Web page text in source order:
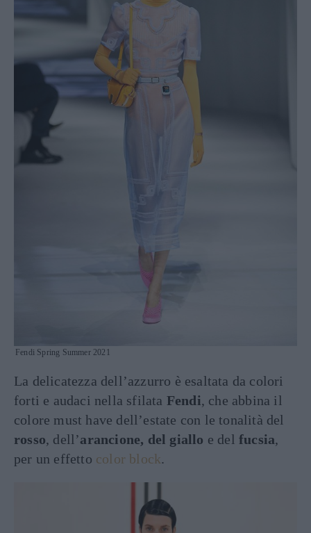
Fendi Spring Summer 2021
La delicatezza dell’azzurro è esaltata da colori
forti e audaci nella sfilata Fendi, che abbina il
colore must have dell’estate con le tonalità del
rosso, dell’arancione, del giallo e del fucsia,
per un effetto color block.